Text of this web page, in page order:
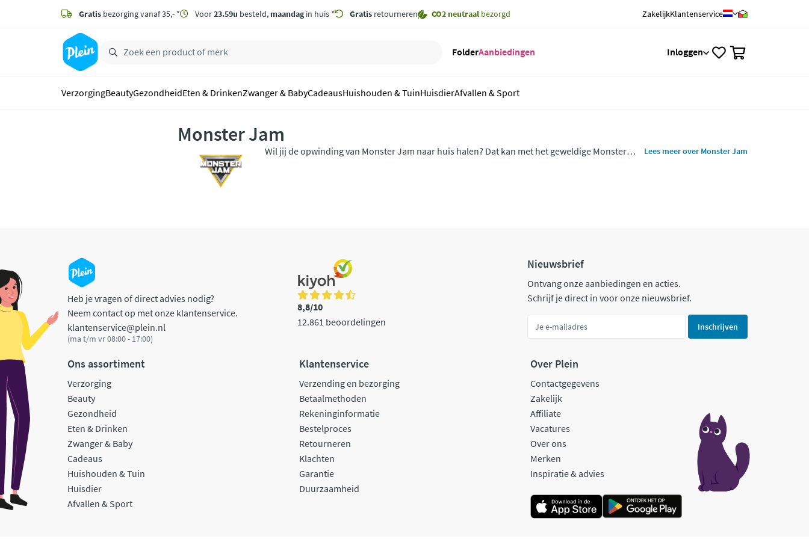
zoeken
hoofdinhoud
Gratis bezorging vanaf 35,- * Voor23.59u besteld, maandagin huis * Gratis retourneren CO2 neutraal bezorgd ZakelijkKlantenservice
FolderAanbiedingen Inloggen
VerzorgingBeautyGezondheidEten & DrinkenZwanger & BabyCadeausHuishouden & TuinHuisdierAfvallen & Sport
Monster Jam
Wil jij de opwinding van Monster Jam naar huis halen? Dat kan met het geweldige Monster
Lees meer over Monster Jam
Heb je vragen of direct advies nodig?
Neem contact op met onze klantenservice.
klantenservice@plein.nl
(ma t/m vr 08:00 - 17:00)
8,8/10
12.861 beoordelingen
Nieuwsbrief
Ontvang onze aanbiedingen en acties.
Schrijf je direct in voor onze nieuwsbrief.
Inschrijven
Ons assortiment
Verzorging
Beauty
Gezondheid
Eten & Drinken
Zwanger & Baby
Cadeaus
Huishouden & Tuin
Huisdier
Afvallen & Sport
Klantenservice
Verzending en bezorging
Betaalmethoden
Rekeninginformatie
Bestelproces
Retourneren
Klachten
Garantie
Duurzaamheid
Over Plein
Contactgegevens
Zakelijk
Affiliate
Vacatures
Over ons
Merken
Inspiratie & advies